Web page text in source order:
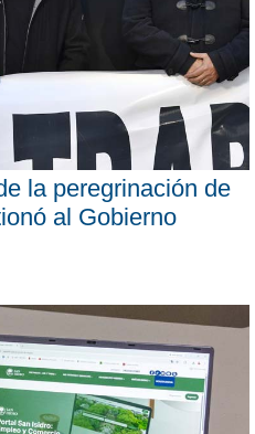
la peregrinación de
al Gobierno